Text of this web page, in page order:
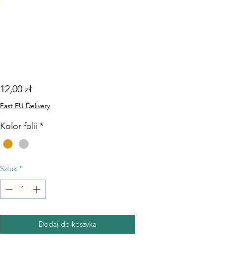
12,00 złCena
Fast EU Delivery
Kolor folii *
Sztuk *
Dodaj do koszyka